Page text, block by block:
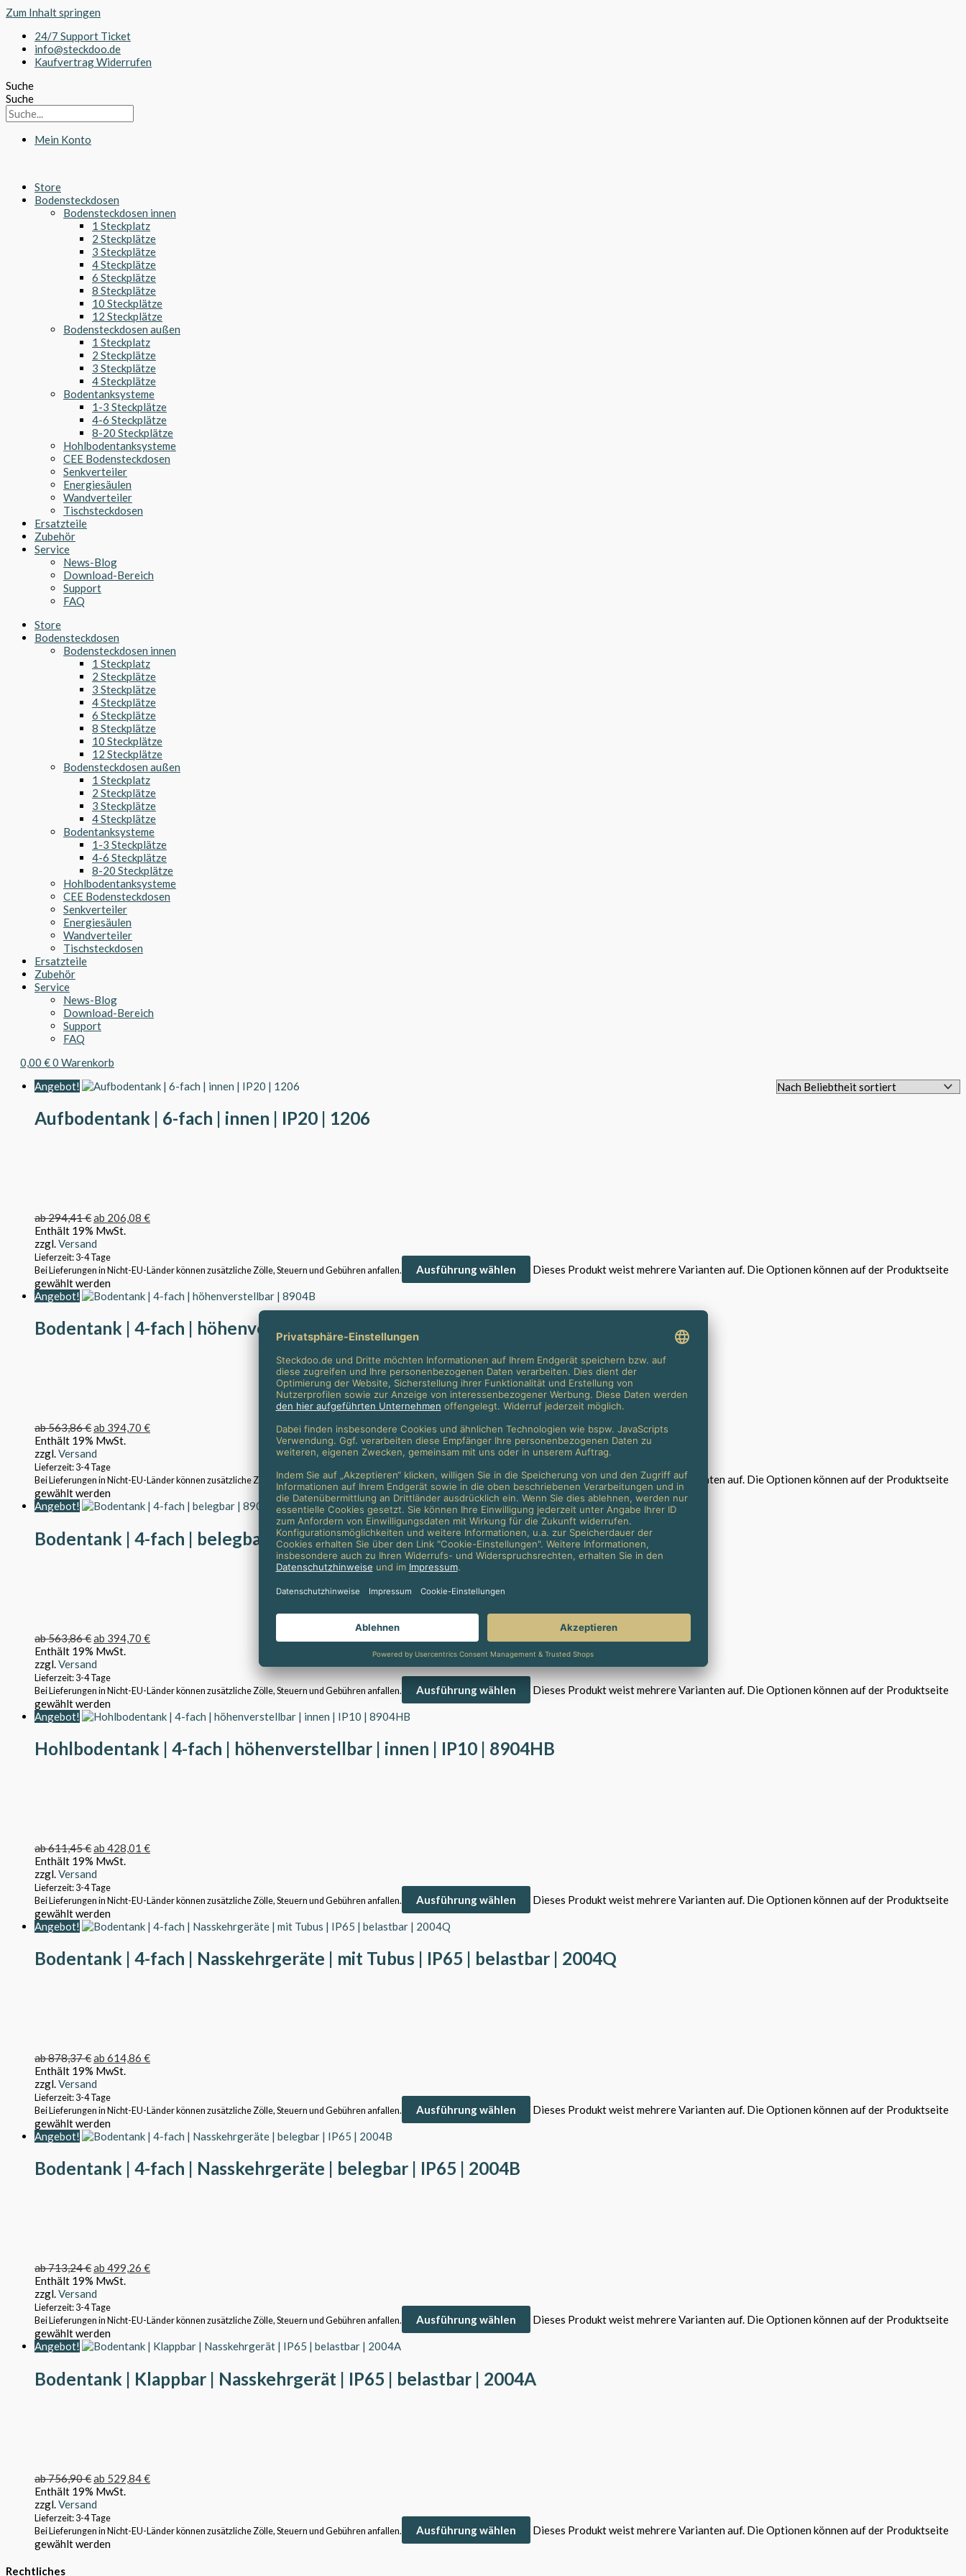
Zum Inhalt springen
24/7 Support Ticket
info@steckdoo.de
Kaufvertrag Widerrufen
Suche
Suche
Mein Konto
Store
Bodensteckdosen
Bodensteckdosen innen
1 Steckplatz
2 Steckplätze
3 Steckplätze
4 Steckplätze
6 Steckplätze
8 Steckplätze
10 Steckplätze
12 Steckplätze
Bodensteckdosen außen
1 Steckplatz
2 Steckplätze
3 Steckplätze
4 Steckplätze
Bodentanksysteme
1-3 Steckplätze
4-6 Steckplätze
8-20 Steckplätze
Hohlbodentanksysteme
CEE Bodensteckdosen
Senkverteiler
Energiesäulen
Wandverteiler
Tischsteckdosen
Ersatzteile
Zubehör
Service
News-Blog
Download-Bereich
Support
FAQ
Store
Bodensteckdosen
Bodensteckdosen innen
1 Steckplatz
2 Steckplätze
3 Steckplätze
4 Steckplätze
6 Steckplätze
8 Steckplätze
10 Steckplätze
12 Steckplätze
Bodensteckdosen außen
1 Steckplatz
2 Steckplätze
3 Steckplätze
4 Steckplätze
Bodentanksysteme
1-3 Steckplätze
4-6 Steckplätze
8-20 Steckplätze
Hohlbodentanksysteme
CEE Bodensteckdosen
Senkverteiler
Energiesäulen
Wandverteiler
Tischsteckdosen
Ersatzteile
Zubehör
Service
News-Blog
Download-Bereich
Support
FAQ
0,00 €0 Warenkorb
Angebot!
Aufbodentank | 6-fach | innen | IP20 | 1206
ab294,41€ab 206,08 €
Enthält 19% MwSt.
zzgl.Versand
Lieferzeit: 3-4 Tage
Bei Lieferungen in Nicht-EU-Länder können zusätzliche Zölle, Steuern und Gebühren anfallen.
Ausführung wählen
Dieses Produkt weist mehrere Varianten auf. Die Optionen können auf der Produktseite
gewählt werden
Angebot!
Bodentank | 4-fach | höhenverstellbar | 8904B
ab563,86€ab 394,70 €
Enthält 19% MwSt.
zzgl.Versand
Lieferzeit: 3-4 Tage
Bei Lieferungen in Nicht-EU-Länder können zusätzliche Zölle, Steuern und Gebühren anfallen.
Ausführung wählen
Dieses Produkt weist mehrere Varianten auf. Die Optionen können auf der Produktseite
gewählt werden
Angebot!
Bodentank | 4-fach | belegbar | 8904BB
ab563,86€ab 394,70 €
Enthält 19% MwSt.
zzgl.Versand
Lieferzeit: 3-4 Tage
Bei Lieferungen in Nicht-EU-Länder können zusätzliche Zölle, Steuern und Gebühren anfallen.
Ausführung wählen
Dieses Produkt weist mehrere Varianten auf. Die Optionen können auf der Produktseite
gewählt werden
Angebot!
Hohlbodentank | 4-fach | höhenverstellbar | innen | IP10 | 8904HB
ab611,45€ab 428,01 €
Enthält 19% MwSt.
zzgl.Versand
Lieferzeit: 3-4 Tage
Bei Lieferungen in Nicht-EU-Länder können zusätzliche Zölle, Steuern und Gebühren anfallen.
Ausführung wählen
Dieses Produkt weist mehrere Varianten auf. Die Optionen können auf der Produktseite
gewählt werden
Angebot!
Bodentank | 4-fach | Nasskehrgeräte | mit Tubus | IP65 | belastbar | 2004Q
ab878,37€ab 614,86 €
Enthält 19% MwSt.
zzgl.Versand
Lieferzeit: 3-4 Tage
Bei Lieferungen in Nicht-EU-Länder können zusätzliche Zölle, Steuern und Gebühren anfallen.
Ausführung wählen
Dieses Produkt weist mehrere Varianten auf. Die Optionen können auf der Produktseite
gewählt werden
Angebot!
Bodentank | 4-fach | Nasskehrgeräte | belegbar | IP65 | 2004B
ab713,24€ab 499,26 €
Enthält 19% MwSt.
zzgl.Versand
Lieferzeit: 3-4 Tage
Bei Lieferungen in Nicht-EU-Länder können zusätzliche Zölle, Steuern und Gebühren anfallen.
Ausführung wählen
Dieses Produkt weist mehrere Varianten auf. Die Optionen können auf der Produktseite
gewählt werden
Angebot!
Bodentank | Klappbar | Nasskehrgerät | IP65 | belastbar | 2004A
ab756,90€ab 529,84€
Enthält 19% MwSt.
zzgl.Versand
Lieferzeit: 3-4 Tage
Bei Lieferungen in Nicht-EU-Länder können zusätzliche Zölle, Steuern und Gebühren anfallen.
Ausführung wählen
Dieses Produkt weist mehrere Varianten auf. Die Optionen können auf der Produktseite
gewählt werden
Rechtliches